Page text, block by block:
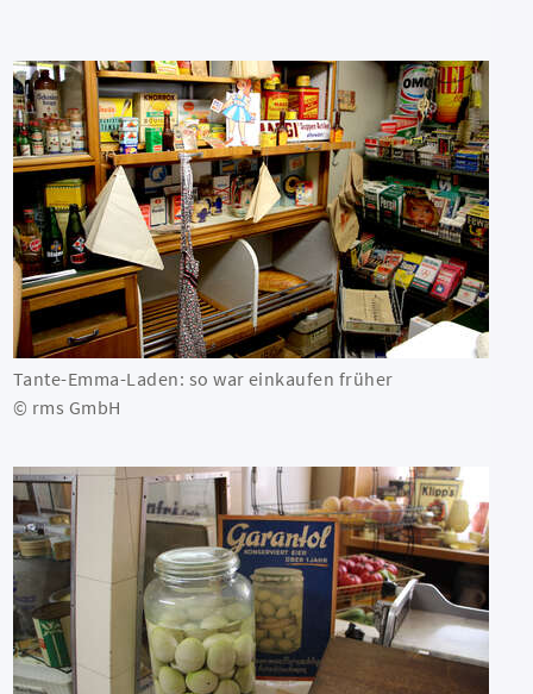
Tante-Emma-Laden: so war einkaufen früher
© rms GmbH